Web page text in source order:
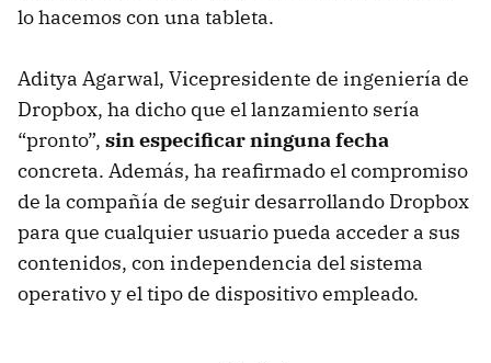
lo hacemos con una tableta.
Aditya Agarwal, Vicepresidente de ingeniería de
Dropbox, ha dicho que el lanzamiento sería
“pronto”, sin especificar ninguna fecha
concreta. Además, ha reafirmado el compromiso
de la compañía de seguir desarrollando Dropbox
para que cualquier usuario pueda acceder a sus
contenidos, con independencia del sistema
operativo y el tipo de dispositivo empleado.